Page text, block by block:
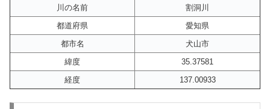
川の名前
割洞川
都道府県
愛知県
都市名
犬山市
緯度
35.37581
経度
137.00933